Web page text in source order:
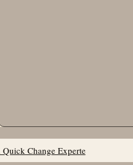
Change Experte